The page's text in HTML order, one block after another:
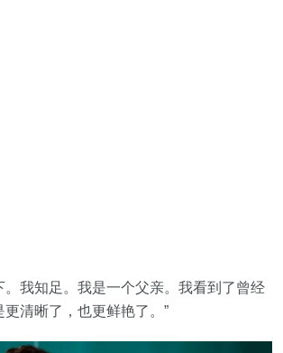
。我知足。我是一个父亲。我看到了曾经
清晰了，也更鲜艳了。”